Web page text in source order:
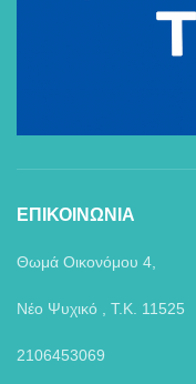
ΕΠΙΚΟΙΝΩΝΙΑ
Θωμά Οικονόμου 4,
Νέο Ψυχικό , Τ.Κ. 11525
2106453069